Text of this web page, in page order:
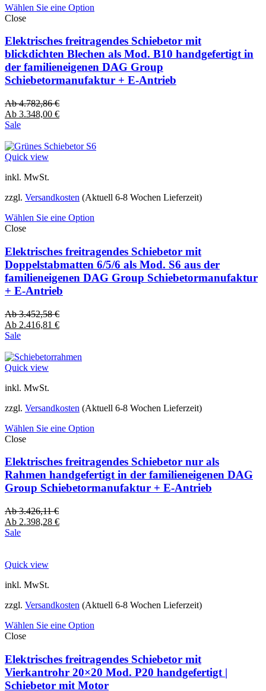
Wählen Sie eine Option
Close
Elektrisches freitragendes Schiebetor mit
blickdichten Blechen als Mod. B10 handgefertigt in
der familieneigenen DAG Group
Schiebetormanufaktur + E-Antrieb
Ab4.782,86€
Ab 3.348,00 €
Sale
Quick view
inkl. MwSt.
zzgl. Versandkosten (Aktuell 6-8 Wochen Lieferzeit)
Wählen Sie eine Option
Close
Elektrisches freitragendes Schiebetor mit
Doppelstabmatten 6/5/6 als Mod. S6 aus der
familieneigenen DAG Group Schiebetormanufaktur
+ E-Antrieb
Ab3.452,58€
Ab 2.416,81 €
Sale
Quick view
inkl. MwSt.
zzgl. Versandkosten (Aktuell 6-8 Wochen Lieferzeit)
Wählen Sie eine Option
Close
Elektrisches freitragendes Schiebetor nur als
Rahmen handgefertigt in der familieneigenen DAG
Group Schiebetormanufaktur + E-Antrieb
Ab3.426,11€
Ab 2.398,28 €
Sale
Quick view
inkl. MwSt.
zzgl. Versandkosten (Aktuell 6-8 Wochen Lieferzeit)
Wählen Sie eine Option
Close
Elektrisches freitragendes Schiebetor mit
Vierkantrohr 20×20 Mod. P20 handgefertigt |
Schiebetor mit Motor